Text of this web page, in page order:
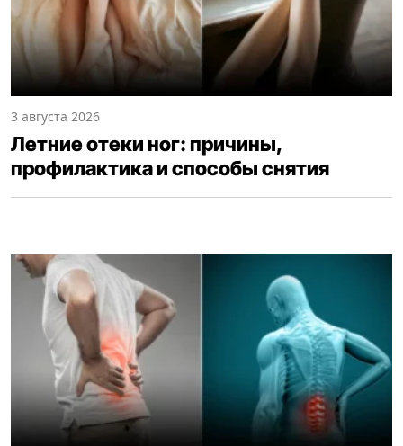
3 августа 2026
Летние отеки ног: причины,
профилактика и способы снятия